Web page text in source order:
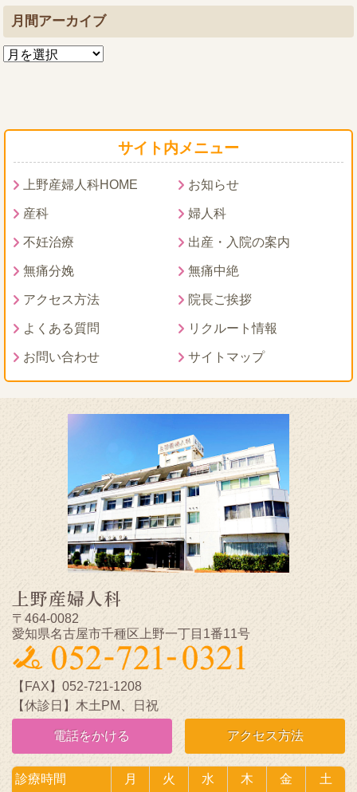
月間アーカイブ
サイト内メニュー
上野産婦人科HOME お知らせ
産科 婦人科
不妊治療 出産・入院の案内
無痛分娩 無痛中絶
アクセス方法 院長ご挨拶
よくある質問 リクルート情報
お問い合わせ サイトマップ
上野産婦人科
〒464-0082
愛知県名古屋市千種区上野一丁目1番11号
【FAX】052-721-1208
【休診日】木土PM、日祝
電話をかける アクセス方法
診療時間 月 火 水 木 金 土